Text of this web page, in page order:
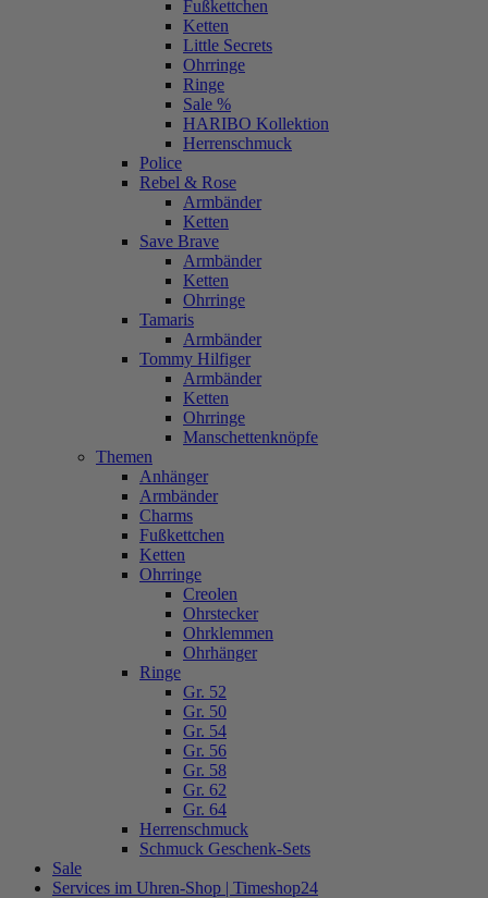
Fußkettchen
Ketten
Little Secrets
Ohrringe
Ringe
Sale %
HARIBO Kollektion
Herrenschmuck
Police
Rebel & Rose
Armbänder
Ketten
Save Brave
Armbänder
Ketten
Ohrringe
Tamaris
Armbänder
Tommy Hilfiger
Armbänder
Ketten
Ohrringe
Manschettenknöpfe
Themen
Anhänger
Armbänder
Charms
Fußkettchen
Ketten
Ohrringe
Creolen
Ohrstecker
Ohrklemmen
Ohrhänger
Ringe
Gr. 52
Gr. 50
Gr. 54
Gr. 56
Gr. 58
Gr. 62
Gr. 64
Herrenschmuck
Schmuck Geschenk-Sets
Sale
Services im Uhren-Shop | Timeshop24